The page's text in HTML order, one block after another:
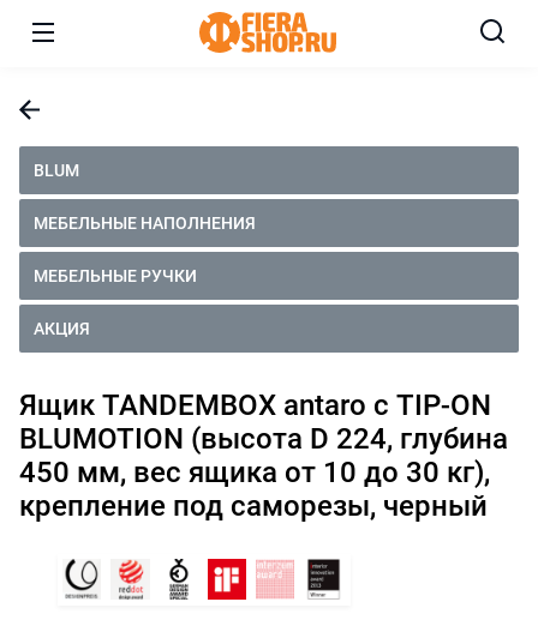
BLUM
МЕБЕЛЬНЫЕ НАПОЛНЕНИЯ
МЕБЕЛЬНЫЕ РУЧКИ
АКЦИЯ
Ящик TANDEMBOX antaro с TIP-ON
BLUMOTION (высота D 224, глубина
450 мм, вес ящика от 10 до 30 кг),
крепление под саморезы, черный